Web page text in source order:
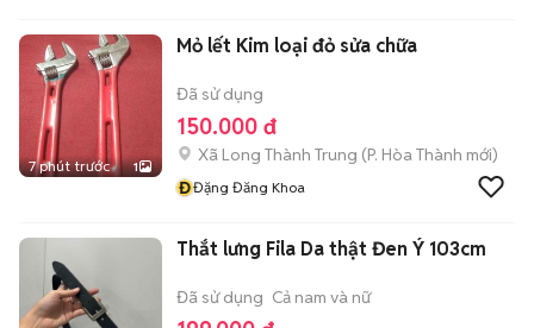
7 phút trước 1
Mỏ lết Kim loại đỏ sửa chữa
Đã sử dụng
150.000 đ
Xã Long Thành Trung (P. Hòa Thành mới)
ĐĐặng Đăng Khoa
Thắt lưng Fila Da thật Đen Ý 103cm
Đã sử dụng Cả nam và nữ